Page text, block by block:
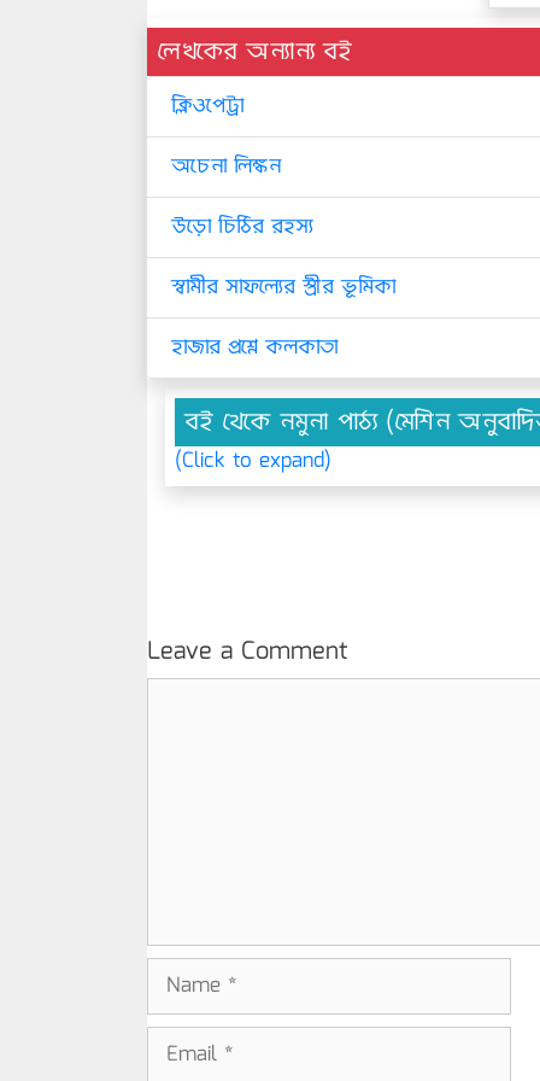
লেখকের অন্যান্য বই
ক্লিওপেট্রা
অচেনা লিঙ্কন
উড়ো চিঠির রহস্য
স্বামীর সাফল্যের স্ত্রীর ভূমিকা
হাজার প্রশ্নে কলকাতা
বই থেকে নমুনা পাঠ্য (মেশিন
(Click to expand)
Leave a Comment
Name
Email